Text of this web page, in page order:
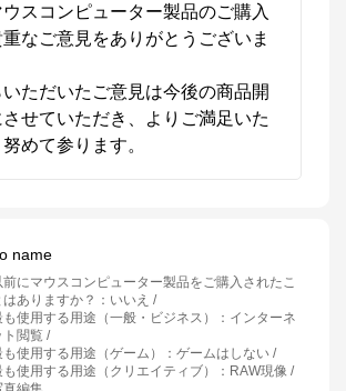
スコンピューター製品のご購入
なご意見をありがとうございま
ただいたご意見は今後の商品開
せていただき、よりご満足いた
めて参ります。
name
前にマウスコンピューター製品をご購入されたこ
はありますか？ ： いいえ
も使用する用途（一般・ビジネス）
： インターネ
ト閲覧
も使用する用途（ゲーム）
： ゲームはしない
も使用する用途（クリエイティブ）
： RAW現像 /